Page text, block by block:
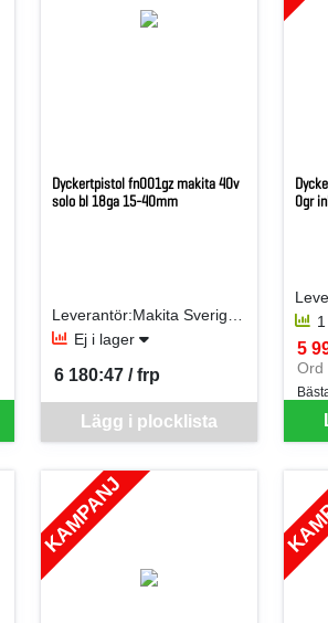
Dyckertpistol fn001gz makita 40v
solo bl 18ga 15-40mm
Ej i lager
Denna vara går inte att beställa via
Lägg i plocklista
6 180:47 / frp
SEK per FRP
0gr
5
Ord
KAMPANJ